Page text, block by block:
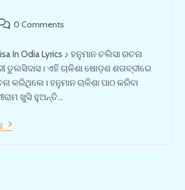
0 Comments
In Odia Lyrics ♪ ହନୁମାନ ଚଲିସା ରଚନା
ତୁଲସିଦାସ। ଏହି ଚାଳିଶା ଷୋଡ଼ଶ ଶତାବ୍ଦୀରେ
କରିଥିଲେ। ହନୁମାନ ଚାଳିଶା ପାଠ କରିବା
ଖୁସି ହୁଅନ୍ତି…
ହନୁମାନ
ଚାଳିଶା
ଓଡ଼ିଆ